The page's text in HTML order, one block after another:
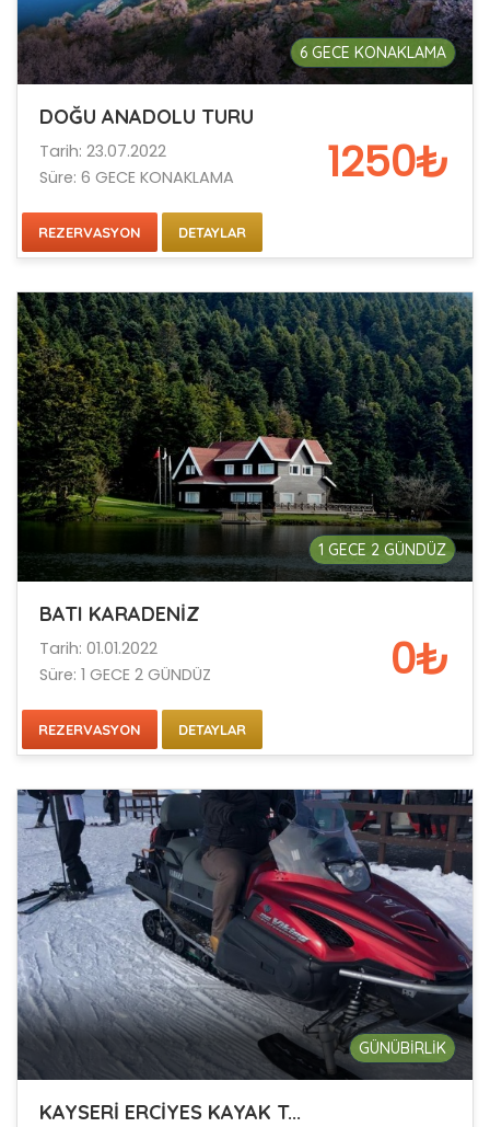
6 GECE KONAKLAMA
DOĞU ANADOLU TURU
Tarih: 23.07.2022
Süre: 6 GECE KONAKLAMA
1250₺
REZERVASYON DETAYLAR
1 GECE 2 GÜNDÜZ
BATI KARADENİZ
Tarih: 01.01.2022
Süre: 1 GECE 2 GÜNDÜZ
0₺
REZERVASYON DETAYLAR
GÜNÜBİRLİK
KAYSERİ ERCİYES KAYAK T...